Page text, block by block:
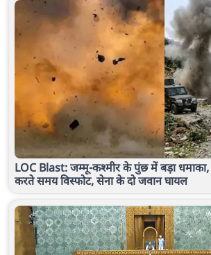
LOC Blast: जम्मू-कश्मीर के पुंछ में बड़ा धमाका,
करते समय विस्फोट, सेना के दो जवान घायल